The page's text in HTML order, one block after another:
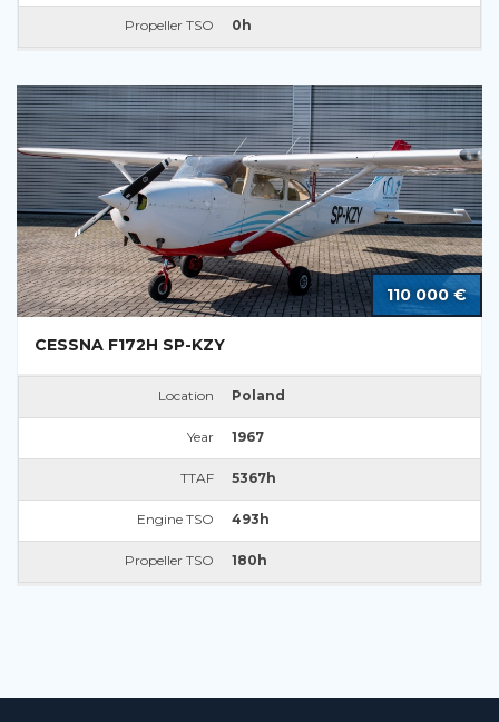
Propeller TSO 0h
110 000 €
CESSNA F172H SP-KZY
Location Poland
Year 1967
TTAF 5367h
Engine TSO 493h
Propeller TSO 180h